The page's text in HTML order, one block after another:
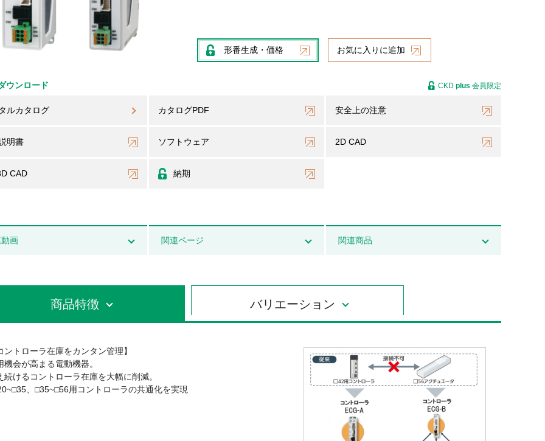
形番生成・価格 お気に入りに追加
ウンロード
ルカタログ カタログPDF 安全上の注意
明書 ソフトウェア 2D CAD
CAD 納期
CKD plus 会員限定
画 関連ページ 関連商品
商品特徴 バリエーション
ントローラ在庫をカンタン管理】
機会が高まる電動機器。
続けるコントローラ在庫を大幅に削減。
、□35~□56用コントローラの共通化を実現